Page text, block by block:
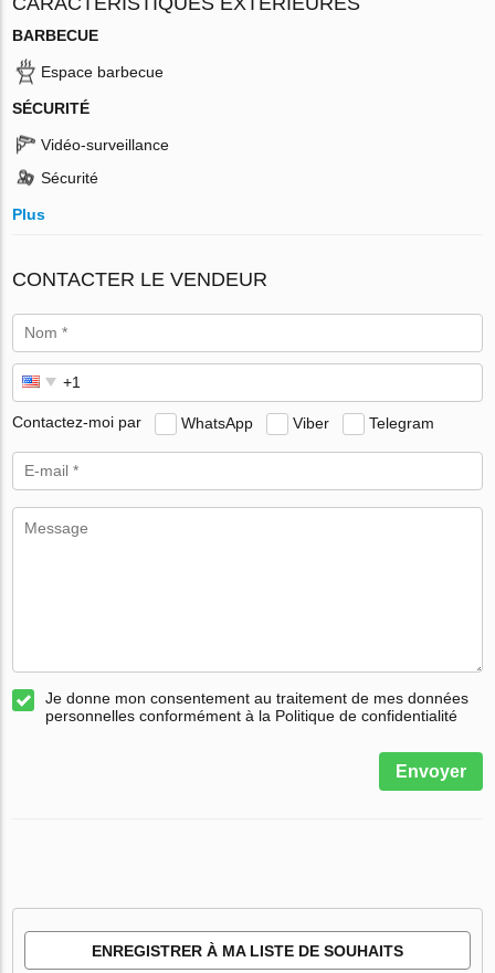
BARBECUE
Espace barbecue
SÉCURITÉ
Vidéo-surveillance
Sécurité
Plus
CONTACTER LE VENDEUR
Contactez-moi par WhatsApp Viber Telegram
Je donne mon consentement au traitement de mes données
personnelles conformément à la Politique de confidentialité
Envoyer
ENREGISTRER À MA LISTE DE SOUHAITS